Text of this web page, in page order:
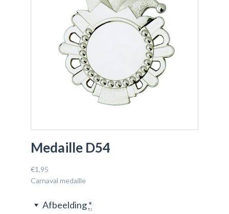
Medaille D54
€1,95
Carnaval medaille
Afbeelding*